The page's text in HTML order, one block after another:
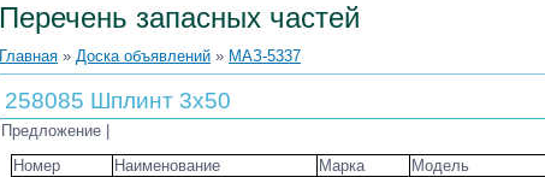
Перечень запасных частей
Главная » Доска объявлений » МАЗ-5337
258085 Шплинт 3х50
Предложение |
Номер Наименование Марка Модель